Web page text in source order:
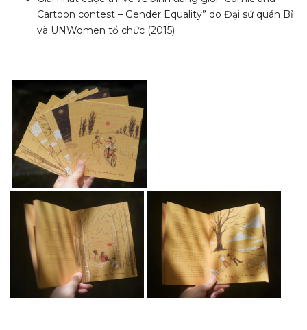
Cartoon contest – Gender Equality” do Đại sứ quán Bỉ
và UNWomen tổ chức (2015)